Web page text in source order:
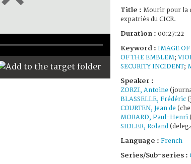
Title : Mourir pour la
expatriés du CICR.
Duration : 00:27:22
Keyword : IMAGE OF
OF THE EMBLEM;
SECURITY INCIDENT;
Speaker :
ZORZI, Antoine
BLASSELLE, Frédéric
COURTEN, Jean de
MORARD, Paul-Henri
SIDLER, Roland
Language : French
Series/Sub-series :